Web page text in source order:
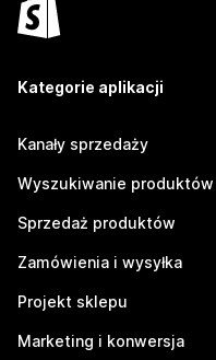
Kategorie aplikacji
Kanały sprzedaży
Wyszukiwanie produktów
Sprzedaż produktów
Zamówienia i wysyłka
Projekt sklepu
Marketing i konwersja